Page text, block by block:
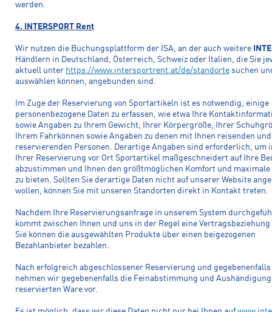
werden.
4. INTERSPORT Rent
Wir nutzen die Buchungsplattform der ISA, an der auch weitere
Händlern in Deutschland, Österreich, Schweiz oder Italien, die Sie
aktuell unter https://www.intersportrent.at/de/standorte suchen
auswählen können, angebunden sind.
Im Zuge der Reservierung von Sportartikeln ist es notwendig, einige
personenbezogene Daten zu erfassen, wie etwa Ihre
sowie Angaben zu Ihrem Gewicht, Ihrer Körpergröße, Ihrer
Ihrem Fahrkönnen sowie Angaben zu denen mit Ihnen reisenden
reservierenden Personen. Derartige Angaben sind erforderlich, um
Ihrer Reservierung vor Ort Sportartikel maßgeschneidert auf Ihre
abzustimmen und Ihnen den größtmöglichen Komfort und
zu bieten. Sollten Sie derartige Daten nicht auf unserer Website
wollen, können Sie mit unseren Standorten direkt in Kontakt treten.
Nachdem Ihre Reservierungsanfrage in unserem System
kommt zwischen Ihnen und uns in der Regel eine
Sie können die ausgewählten Produkte über einen beigezogenen
Bezahlanbieter bezahlen.
Nach erfolgreich abgeschlossener Reservierung und
nehmen wir gegebenenfalls die Feinabstimmung und
reservierten Ware vor.